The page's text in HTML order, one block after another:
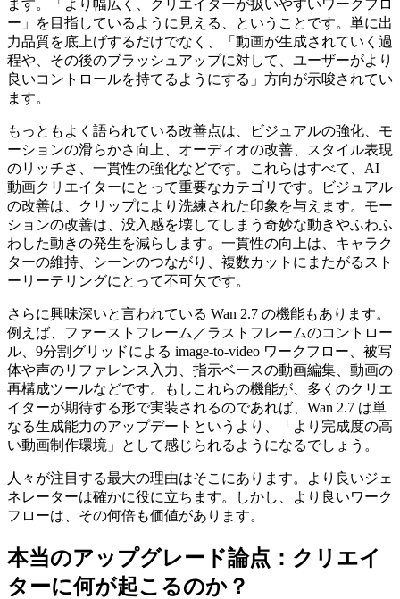
ます。「より幅広く、クリエイターが扱いやすいワークフロ
ー」を目指しているように見える、ということです。単に出
力品質を底上げするだけでなく、「動画が生成されていく過
程や、その後のブラッシュアップに対して、ユーザーがより
良いコントロールを持てるようにする」方向が示唆されてい
ます。
もっともよく語られている改善点は、ビジュアルの強化、モ
ーションの滑らかさ向上、オーディオの改善、スタイル表現
のリッチさ、一貫性の強化などです。これらはすべて、AI
動画クリエイターにとって重要なカテゴリです。ビジュアル
の改善は、クリップにより洗練された印象を与えます。モー
ションの改善は、没入感を壊してしまう奇妙な動きやふわふ
わした動きの発生を減らします。一貫性の向上は、キャラク
ターの維持、シーンのつながり、複数カットにまたがるスト
ーリーテリングにとって不可欠です。
さらに興味深いと言われている Wan 2.7 の機能もあります。
例えば、ファーストフレーム／ラストフレームのコントロー
ル、9分割グリッドによる image-to-video ワークフロー、被写
体や声のリファレンス入力、指示ベースの動画編集、動画の
再構成ツールなどです。もしこれらの機能が、多くのクリエ
イターが期待する形で実装されるのであれば、Wan 2.7 は単
なる生成能力のアップデートというより、「より完成度の高
い動画制作環境」として感じられるようになるでしょう。
人々が注目する最大の理由はそこにあります。より良いジェ
ネレーターは確かに役に立ちます。しかし、より良いワーク
フローは、その何倍も価値があります。
本当のアップグレード論点：クリエイ
ターに何が起こるのか？